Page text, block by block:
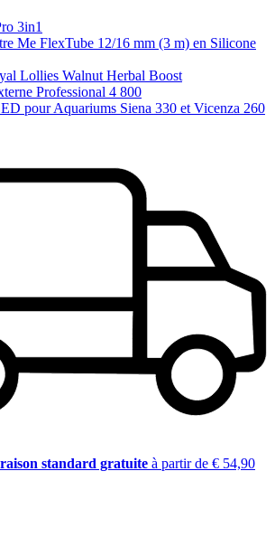
3in1
Me FlexTube 12/16 mm (3 m) en Silicone
Lollies Walnut Herbal Boost
Professional 4 800
pour Aquariums Siena 330 et Vicenza 260
standard gratuite à partir de € 54,90